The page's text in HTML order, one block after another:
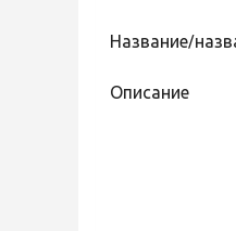
Название/
Описание